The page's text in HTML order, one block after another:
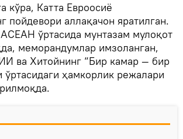
кўра, Катта Евроосиё
пойдевори аллақачон яратилган.
ўртасида мунтазам мулоқот
меморандумлар имзоланган,
ва Хитойнинг “Бир камар — бир
ўртасидаги ҳамкорлик режалари